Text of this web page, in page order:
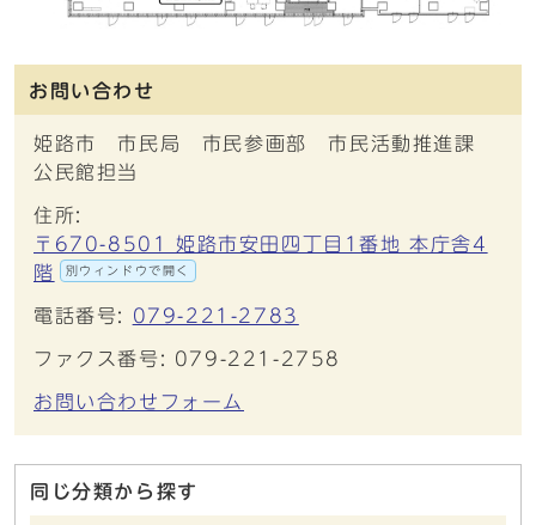
お問い合わせ
姫路市 市民局 市民参画部 市民活動推進課
公民館担当
住所:
〒670-8501 姫路市安田四丁目1番地 本庁舎4
階
別ウィンドウで開く
電話番号: 079-221-2783
ファクス番号: 079-221-2758
お問い合わせフォーム
同じ分類から探す